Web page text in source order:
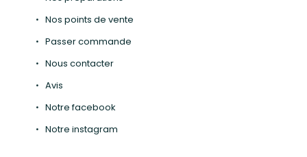
Nos points de vente
Passer commande
Nous contacter
Avis
Notre facebook
Notre instagram